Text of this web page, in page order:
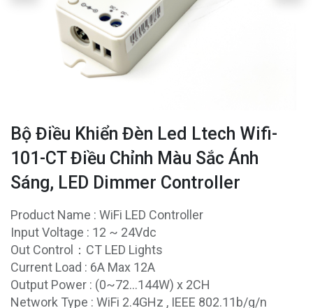
Bộ Điều Khiển Đèn Led Ltech Wifi-
101-CT Điều Chỉnh Màu Sắc Ánh
Sáng, LED Dimmer Controller
Product Name : WiFi LED Controller
Input Voltage : 12 ~ 24Vdc
Out Control：CT LED Lights
Current Load : 6A Max 12A
Output Power : (0~72...144W) x 2CH
Network Type : WiFi 2.4GHz , IEEE 802.11b/g/n